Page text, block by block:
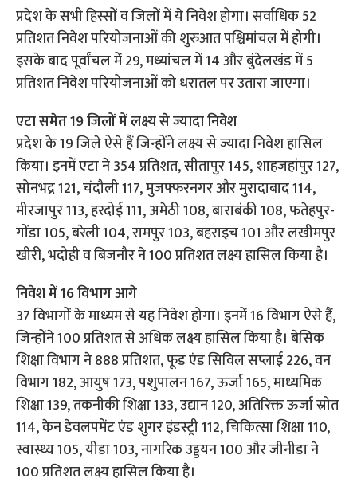
प्रदेश के सभी हिस्सों व जिलों में ये निवेश होगा। सर्वाधिक 52
प्रतिशत निवेश परियोजनाओं की शुरुआत पश्चिमांचल में होगी।
इसके बाद पूर्वांचल में 29, मध्यांचल में 14 और बुंदेलखंड में 5
प्रतिशत निवेश परियोजनाओं को धरातल पर उतारा जाएगा।
एटा समेत 19 जिलों में लक्ष्य से ज्यादा निवेश
प्रदेश के 19 जिले ऐसे हैं जिन्होंने लक्ष्य से ज्यादा निवेश हासिल
किया। इनमें एटा ने 354 प्रतिशत, सीतापुर 145, शाहजहांपुर 127,
सोनभद्र 121, चंदौली 117, मुजफ्फरनगर और मुरादाबाद 114,
मीरजापुर 113, हरदोई 111, अमेठी 108, बाराबंकी 108, फतेहपुर-
गोंडा 105, बरेली 104, रामपुर 103, बहराइच 101 और लखीमपुर
खीरी, भदोही व बिजनौर ने 100 प्रतिशत लक्ष्य हासिल किया है।
निवेश में 16 विभाग आगे
37 विभागों के माध्यम से यह निवेश होगा। इनमें 16 विभाग ऐसे हैं,
जिन्होंने 100 प्रतिशत से अधिक लक्ष्य हासिल किया है। बेसिक
शिक्षा विभाग ने 888 प्रतिशत, फूड एंड सिविल सप्लाई 226, वन
विभाग 182, आयुष 173, पशुपालन 167, ऊर्जा 165, माध्यमिक
शिक्षा 139, तकनीकी शिक्षा 133, उद्यान 120, अतिरिक्त ऊर्जा स्रोत
114, केन डेवलपमेंट एंड शुगर इंडस्ट्री 112, चिकित्सा शिक्षा 110,
स्वास्थ्य 105, यीडा 103, नागरिक उड्डयन 100 और जीनीडा ने
100 प्रतिशत लक्ष्य हासिल किया है।